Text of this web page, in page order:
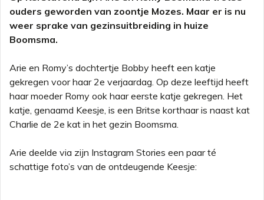
ouders geworden van zoontje Mozes. Maar er is nu
weer sprake van gezinsuitbreiding in huize
Boomsma.
Arie en Romy’s dochtertje Bobby heeft een katje
gekregen voor haar 2e verjaardag. Op deze leeftijd heeft
haar moeder Romy ook haar eerste katje gekregen. Het
katje, genaamd Keesje, is een Britse korthaar is naast kat
Charlie de 2e kat in het gezin Boomsma.
Arie deelde via zijn Instagram Stories een paar té
schattige foto’s van de ontdeugende Keesje: